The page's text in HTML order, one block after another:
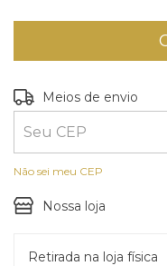
Entregas para o CEP:
Meios de envio
Não sei meu CEP
Nossa loja
Retirada na loja física